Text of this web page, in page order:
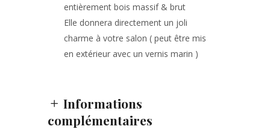
entièrement bois massif & brut
Elle donnera directement un joli
charme à votre salon ( peut être mis
en extérieur avec un vernis marin )
Informations
complémentaires